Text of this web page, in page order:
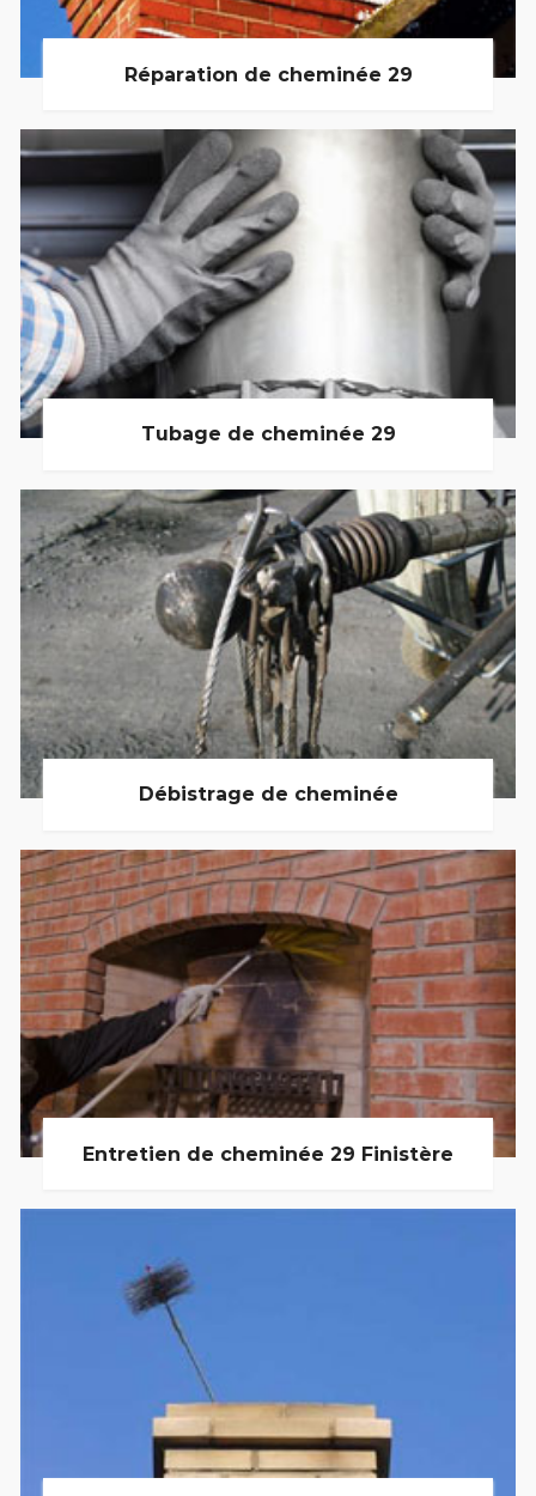
Réparation de cheminée 29
Tubage de cheminée 29
Débistrage de cheminée
Entretien de cheminée 29 Finistère